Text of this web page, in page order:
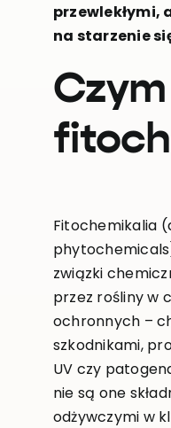
przewlekłymi,
na starzenie
Fitochemikalia
związki
przez rośliny w
ochronnych –
szkodnikami,
UV czy
nie są one
odżywczymi w